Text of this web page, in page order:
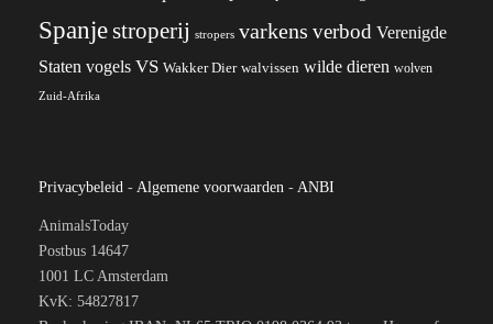
Spanjestroperij stropers varkens verbod Verenigde
Staten vogels VS Wakker Dier walvissen wilde dieren wolven
Zuid-Afrika
Privacybeleid - Algemene voorwaarden - ANBI
AnimalsToday
Postbus 14647
1001 LC Amsterdam
KvK: 54827817